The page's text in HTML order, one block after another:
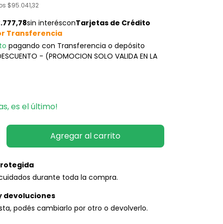
$95.041,32
pagando con Transferencia o depósito
- (PROMOCION SOLO VALIDA EN LA
es el último!
durante toda la compra.
devoluciones
podés cambiarlo por otro o devolverlo.